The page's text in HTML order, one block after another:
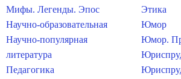
Мифы. Легенды. Эпос
Научно-образовательная
Научно-популярная
литература
Педагогика
Этика
Юмор
Юмор.